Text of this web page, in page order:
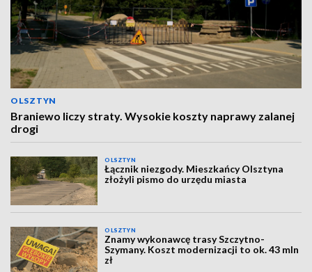
OLSZTYN
Braniewo liczy straty. Wysokie koszty naprawy zalanej
drogi
OLSZTYN
Łącznik niezgody. Mieszkańcy Olsztyna
złożyli pismo do urzędu miasta
OLSZTYN
Znamy wykonawcę trasy Szczytno-
Szymany. Koszt modernizacji to ok. 43 mln
zł